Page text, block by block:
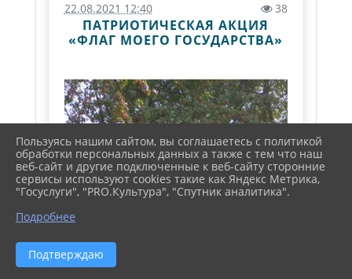
22.08.2021 12:40 38
ПАТРИОТИЧЕСКАЯ АКЦИЯ
«ФЛАГ МОЕГО ГОСУДАРСТВА»
Пользуясь нашим сайтом, вы соглашаетесь с политикой
обработки персональных данных а также с тем что наш
веб-сайт и другие подключенные к веб-сайту сторонние
сервисы используют cookies такие как Яндекс Метрика,
"Госуслуги", "PRO.Культура", "Спутник аналитика".
Подробнее
Подтверждаю